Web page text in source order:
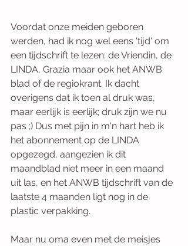
Voordat onze meiden geboren
werden, had ik nog wel eens 'tijd' om
een tijdschrift te lezen: de Vriendin, de
LINDA, Grazia maar ook het ANWB
blad of de regiokrant. Ik dacht
overigens dat ik toen al druk was,
maar eerlijk is eerlijk; druk zijn we nu
pas ;) Dus met pijn in m'n hart heb ik
het abonnement op de LINDA
opgezegd, aangezien ik dit
maandblad niet meer in een maand
uit las, en het ANWB tijdschrift van de
laatste 4 maanden ligt nog in de
plastic verpakking.
Maar nu oma even met de meisjes